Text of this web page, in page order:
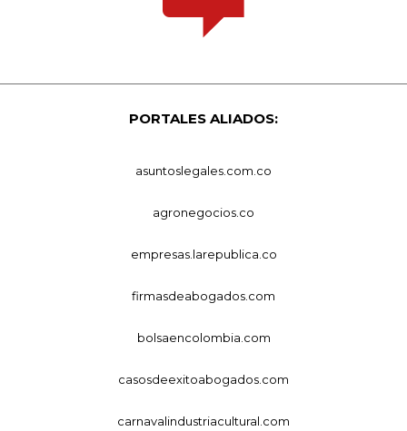
PORTALES ALIADOS:
asuntoslegales.com.co
agronegocios.co
empresas.larepublica.co
firmasdeabogados.com
bolsaencolombia.com
casosdeexitoabogados.com
carnavalindustriacultural.com